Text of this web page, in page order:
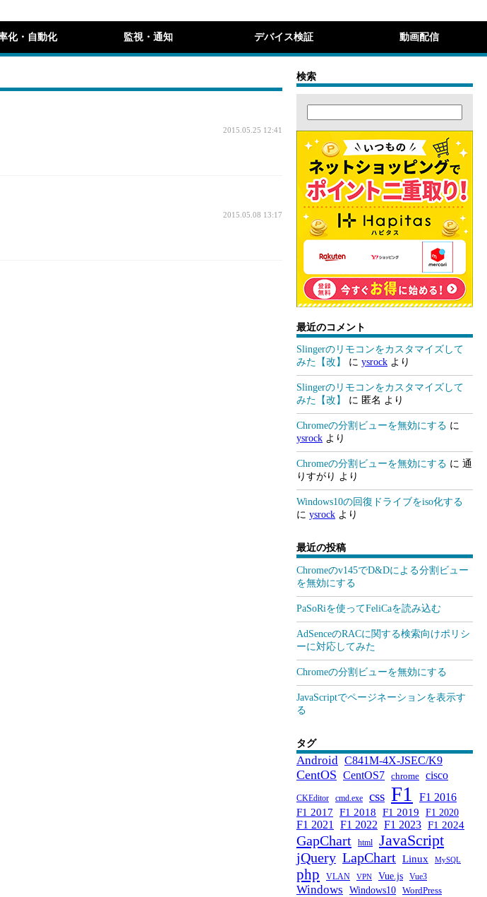
化・自動化 監視・通知 デバイス検証 動画配信
2015.05.25 12:41
2015.05.08 13:17
検索
最近のコメント
Slingerのリモコンをカスタマイズして
みた【改】
に ysrock より
Slingerのリモコンをカスタマイズして
みた【改】
に 匿名 より
Chromeの分割ビューを無効にする に
ysrock より
Chromeの分割ビューを無効にする に 通
りすがり より
Windows10の回復ドライブをiso化する
に ysrock より
最近の投稿
Chromeのv145でD&Dによる分割ビュー
を無効にする
PaSoRiを使ってFeliCaを読み込む
AdSenceのRACに関する検索向けポリシ
ーに対応してみた
Chromeの分割ビューを無効にする
JavaScriptでページネーションを表示す
る
タグ
Android C841M-4X-JSEC/K9
CentOS CentOS7 chrome cisco
CKEditor cmd.exe css F1
F1 2016
F1 2017 F1 2018 F1 2019 F1 2020
F1 2021 F1 2022 F1 2023 F1 2024
GapChart html JavaScript
jQuery LapChart Linux MySQL
php VLAN VPN Vue.js Vue3
Windows Windows10 WordPress